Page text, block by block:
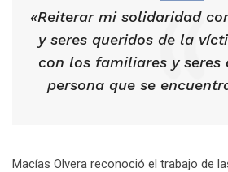
«Reiterar mi solidaridad
y seres queridos de la
con los familiares y seres
persona que se
Macías Olvera reconoció el trabajo de